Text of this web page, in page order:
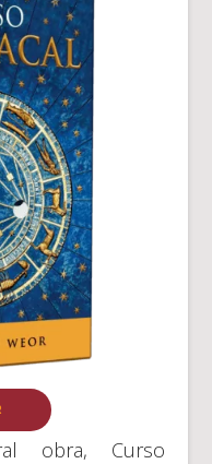
obra, Curso